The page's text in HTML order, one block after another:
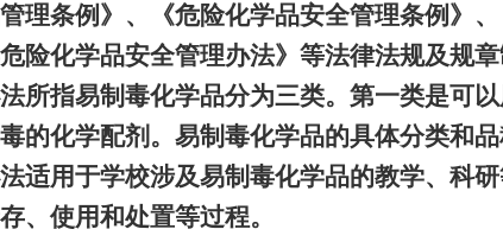
理条例》、《危险化学品安全管理条例》
险化学品安全管理办法》等法律法规及规章
所指易制毒化学品分为三类。第一类是可
的化学配剂。易制毒化学品的具体分类和
适用于学校涉及易制毒化学品的教学、科
、使用和处置等过程。